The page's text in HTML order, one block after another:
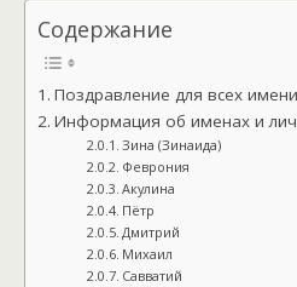
Содержание
Поздравление для всех
Информация об именах и
Зина (Зинаида)
Феврония
Акулина
Пётр
Дмитрий
Михаил
Савватий